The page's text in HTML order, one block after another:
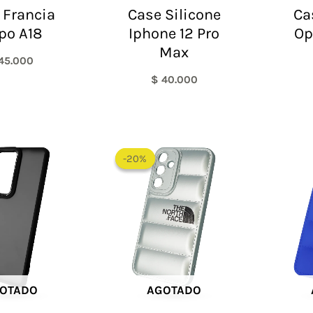
Francia
A18
Case Silicone
Iphone 12 Pro
Max
$ 40.000
-20%
AGOTADO
-20%
precio
original
era:
$ 60.000.